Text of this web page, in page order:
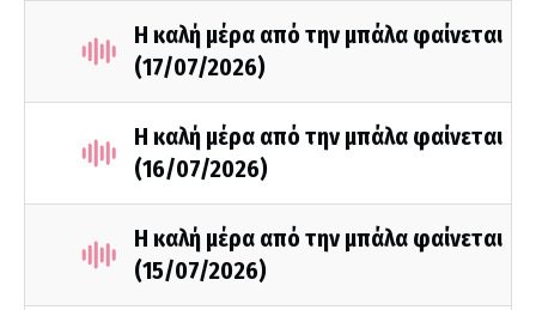
Η καλή μέρα από την μπάλα φαίνεται
(17/07/2026)
Η καλή μέρα από την μπάλα φαίνεται
(16/07/2026)
Η καλή μέρα από την μπάλα φαίνεται
(15/07/2026)